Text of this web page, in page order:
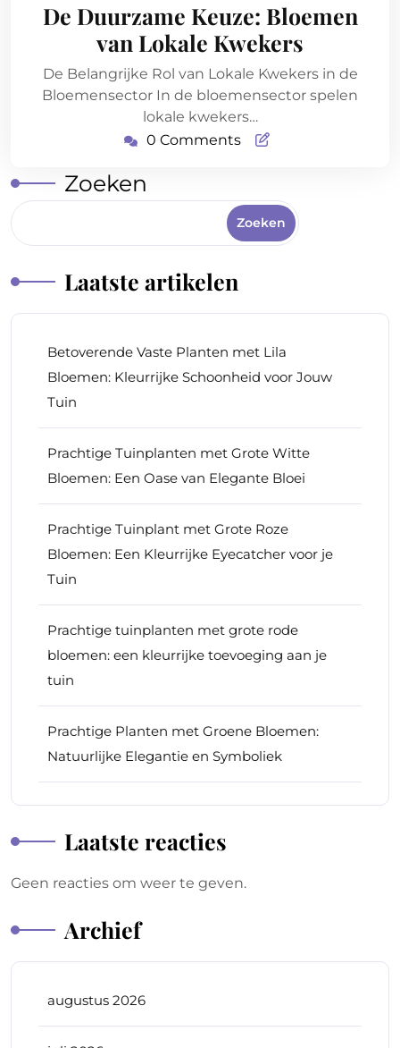
2026
De Duurzame Keuze: Bloemen
van Lokale Kwekers
De Belangrijke Rol van Lokale Kwekers in de
Bloemensector In de bloemensector spelen
lokale kwekers…
0 Comments
Zoeken
Zoeken
Laatste artikelen
Betoverende Vaste Planten met Lila
Bloemen: Kleurrijke Schoonheid voor Jouw
Tuin
Prachtige Tuinplanten met Grote Witte
Bloemen: Een Oase van Elegante Bloei
Prachtige Tuinplant met Grote Roze
Bloemen: Een Kleurrijke Eyecatcher voor je
Tuin
Prachtige tuinplanten met grote rode
bloemen: een kleurrijke toevoeging aan je
tuin
Prachtige Planten met Groene Bloemen:
Natuurlijke Elegantie en Symboliek
Laatste reacties
Geen reacties om weer te geven.
Archief
augustus 2026